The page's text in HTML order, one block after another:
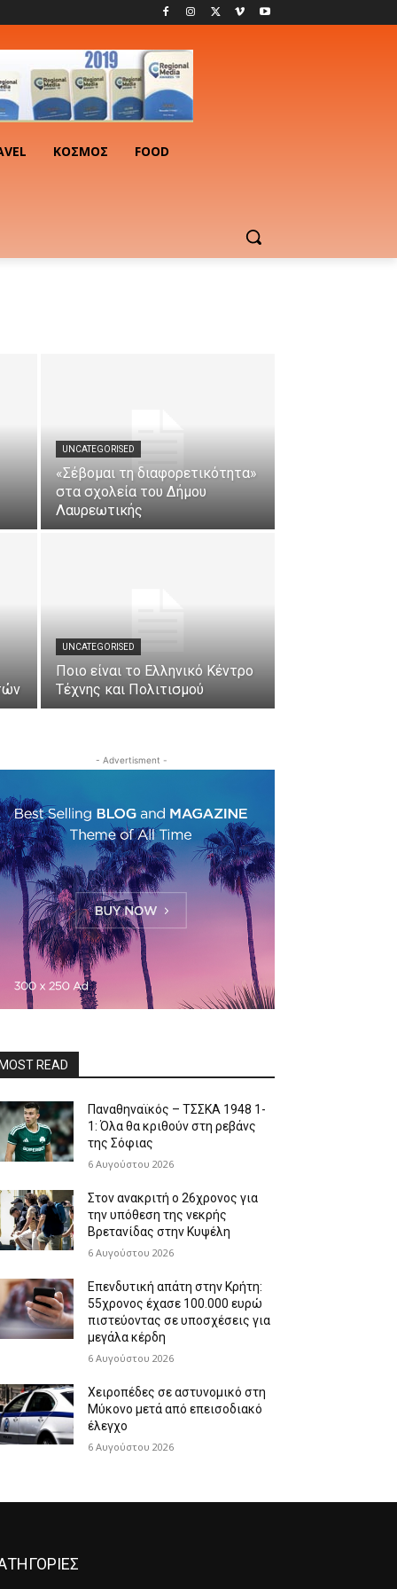
ΚΟΣΜΟΣ FOOD
UNCATEGORISED
«Σέβομαι τη διαφορετικότητα»
στα σχολεία του Δήμου
Λαυρεωτικής
UNCATEGORISED
Ποιο είναι το Ελληνικό Κέντρο
Τέχνης και Πολιτισμού
- Advertisment -
READ
Παναθηναϊκός – ΤΣΣΚΑ 1948 1-
1: Όλα θα κριθούν στη ρεβάνς
της Σόφιας
6 Αυγούστου 2026
Στον ανακριτή ο 26χρονος για
την υπόθεση της νεκρής
Βρετανίδας στην Κυψέλη
6 Αυγούστου 2026
Επενδυτική απάτη στην Κρήτη:
55χρονος έχασε 100.000 ευρώ
πιστεύοντας σε υποσχέσεις για
μεγάλα κέρδη
6 Αυγούστου 2026
Χειροπέδες σε αστυνομικό στη
Μύκονο μετά από επεισοδιακό
έλεγχο
6 Αυγούστου 2026